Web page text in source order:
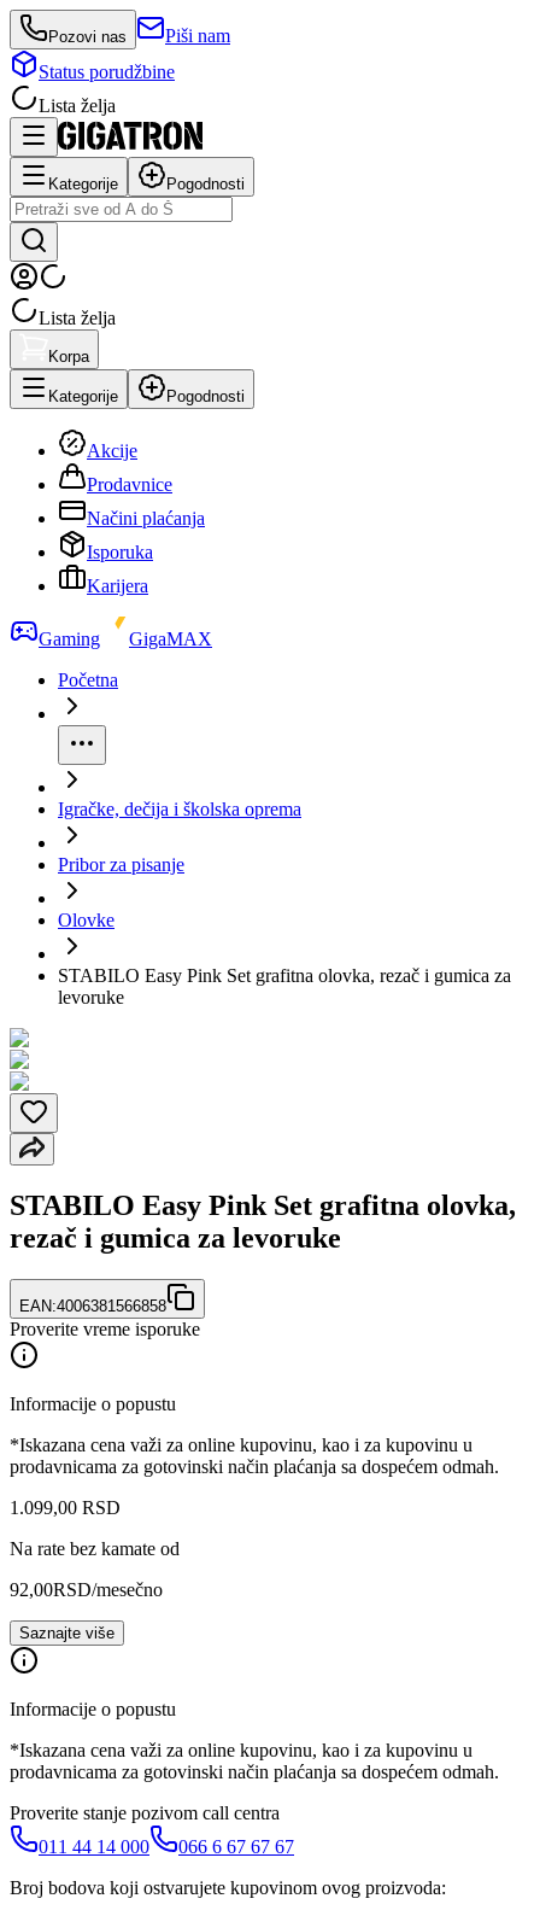
Pozovi nas
Piši nam
Status porudžbine
Lista želja
Kategorije Pogodnosti
Lista želja
Korpa
Kategorije Pogodnosti
Akcije
Prodavnice
Načini plaćanja
Isporuka
Karijera
Gaming
GigaMAX
Početna
Igračke, dečija i školska oprema
Pribor za pisanje
Olovke
STABILO Easy Pink Set grafitna olovka, rezač i gumica za
levoruke
STABILO Easy Pink Set grafitna olovka,
rezač i gumica za levoruke
EAN:4006381566858
Proverite vreme isporuke
Informacije o popustu
*Iskazana cena važi za online kupovinu, kao i za kupovinu u
prodavnicama za gotovinski način plaćanja sa dospećem odmah.
1.099,00 RSD
Na rate bez kamate od
92,00RSD/mesečno
Saznajte više
Informacije o popustu
*Iskazana cena važi za online kupovinu, kao i za kupovinu u
prodavnicama za gotovinski način plaćanja sa dospećem odmah.
Proverite stanje pozivom call centra
011 44 14 000
066 6 67 67 67
Broj bodova koji ostvarujete kupovinom ovog proizvoda: